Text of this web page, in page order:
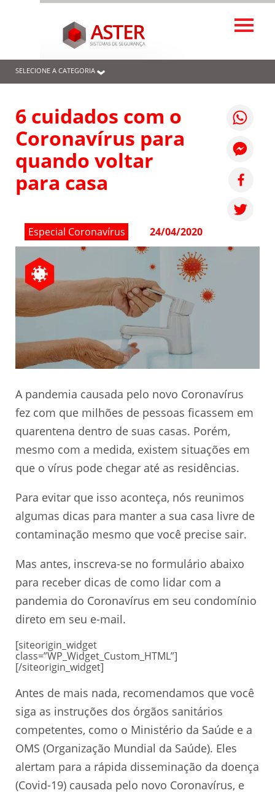
SELECIONE A CATEGORIA
6 cuidados com o
Coronavírus para
quando voltar
para casa
Especial Coronavírus 24/04/2020
A pandemia causada pelo novo Coronavírus
fez com que milhões de pessoas ficassem em
quarentena dentro de suas casas. Porém,
mesmo com a medida, existem situações em
que o vírus pode chegar até as residências.
Para evitar que isso aconteça, nós reunimos
algumas dicas para manter a sua casa livre de
contaminação mesmo que você precise sair.
Mas antes, inscreva-se no formulário abaixo
para receber dicas de como lidar com a
pandemia do Coronavírus em seu condomínio
direto em seu e-mail.
[siteorigin_widget
class=”WP_Widget_Custom_HTML”]
[/siteorigin_widget]
Antes de mais nada, recomendamos que você
siga as instruções dos órgãos sanitários
competentes, como o Ministério da Saúde e a
OMS (Organização Mundial da Saúde). Eles
alertam para a rápida disseminação da doença
(Covid-19) causada pelo novo Coronavírus, e